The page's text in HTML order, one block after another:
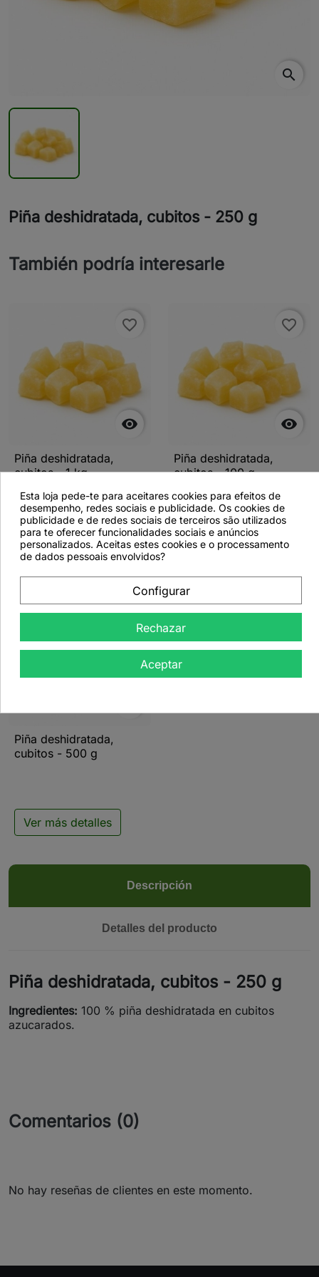
search
Piña deshidratada, cubitos - 250 g
También podría interesarle

favorite_border
Piña deshidratada,
cubitos - 1 kg
Ver más detalles

favorite_border
Piña deshidratada,
cubitos - 100 g
Ver más detalles
favorite_border
Piña deshidratada,
cubitos - 500 g
Ver más detalles
Descripción
Detalles del producto
Piña deshidratada, cubitos - 250 g
Ingredientes: 100 % piña deshidratada en cubitos
azucarados.
Comentarios (0)
No hay reseñas de clientes en este momento.
Esta loja pede-te para aceitares cookies para efeitos de
desempenho, redes sociais e publicidade. Os cookies de
publicidade e de redes sociais de terceiros são utilizados
para te oferecer funcionalidades sociais e anúncios
personalizados. Aceitas estes cookies e o processamento
de dados pessoais envolvidos?
Configurar
Rechazar
Aceptar